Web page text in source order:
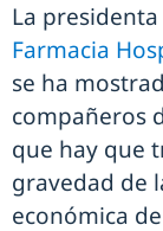
La
Farmacia
se ha
compañeros
que hay que
gravedad de
económica